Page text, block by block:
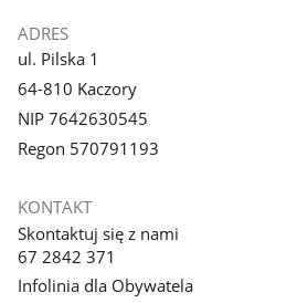
ADRES
ul. Pilska 1
64-810 Kaczory
NIP 7642630545
Regon 570791193
KONTAKT
Skontaktuj się z nami
67 2842 371
Infolinia dla Obywatela